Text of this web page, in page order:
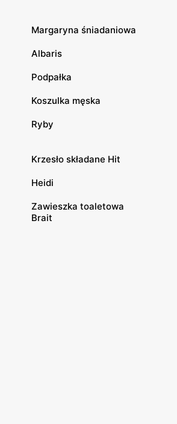
Margaryna śniadaniowa
Albaris
Podpałka
Koszulka męska
Ryby
Krzesło składane Hit
Heidi
Zawieszka toaletowa
Brait